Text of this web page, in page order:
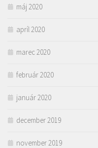
máj 2020
apríl 2020
marec 2020
február 2020
január 2020
december 2019
november 2019